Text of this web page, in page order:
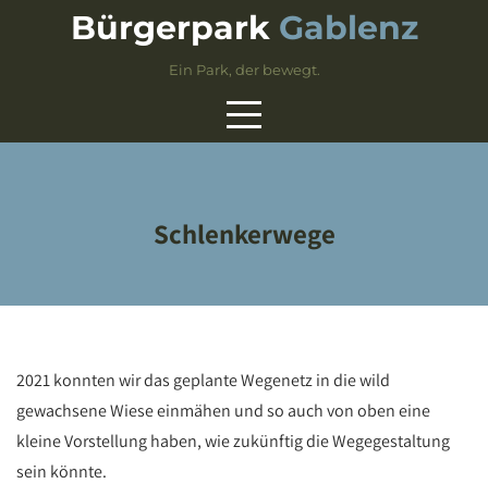
Bürgerpark Gablenz
Ein Park, der bewegt.
Schlenkerwege
2021 konnten wir das geplante Wegenetz in die wild
gewachsene Wiese einmähen und so auch von oben eine
kleine Vorstellung haben, wie zukünftig die Wegegestaltung
sein könnte.